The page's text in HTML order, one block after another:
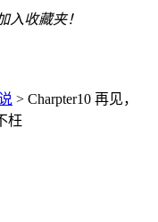
入收藏夹！
> Charpter10 再见，
枉